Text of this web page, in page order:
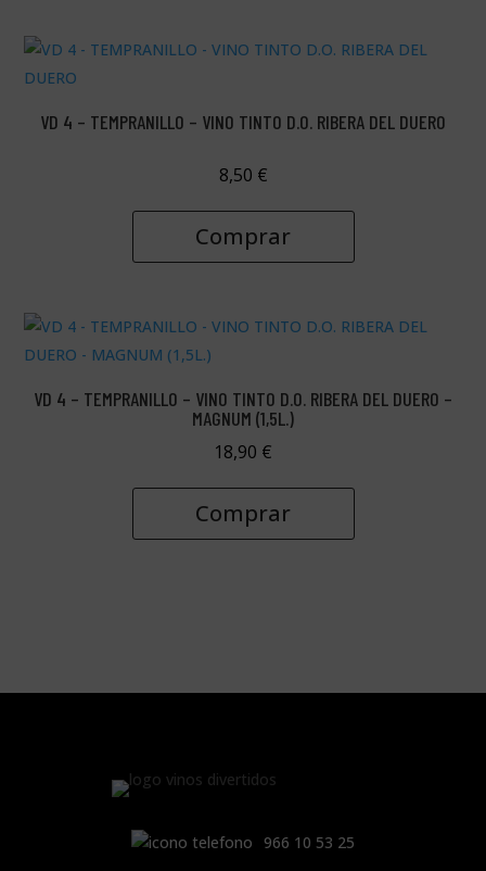
VD 4 – TEMPRANILLO – VINO TINTO D.O. RIBERA DEL DUERO
8,50 €
Comprar
VD 4 – TEMPRANILLO – VINO TINTO D.O. RIBERA DEL DUERO –
MAGNUM (1,5L.)
18,90 €
Comprar
966 10 53 25